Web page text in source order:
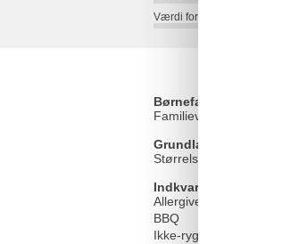
Værdi for pengene:
Børnefaciliteter
Familievenlig
Grundlæggende faciliteter
Størrelse
Indkvartering Faciliteter
Allergivenlig
BBQ
Ikke-ryger hus